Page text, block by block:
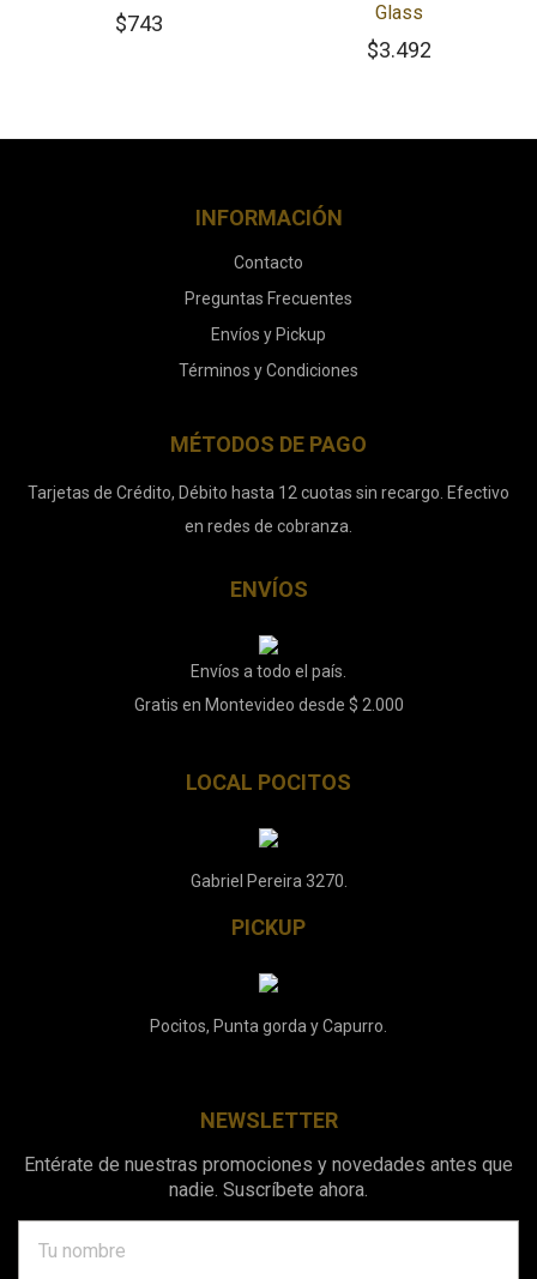
$743
Glass
$3.492
INFORMACIÓN
Contacto
Preguntas Frecuentes
Envíos y Pickup
Términos y Condiciones
MÉTODOS DE PAGO
Tarjetas de Crédito, Débito hasta 12 cuotas sin recargo. Efectivo
en redes de cobranza.
ENVÍOS
Envíos a todo el país.
Gratis en Montevideo desde $ 2.000
LOCAL POCITOS
Gabriel Pereira 3270.
PICKUP
Pocitos, Punta gorda y Capurro.
NEWSLETTER
Entérate de nuestras promociones y novedades antes que
nadie. Suscríbete ahora.